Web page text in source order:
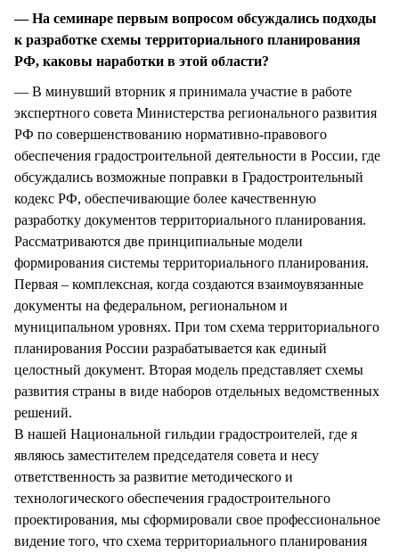
— На семинаре первым вопросом обсуждались подходы
к разработке схемы территориального планирования
РФ, каковы наработки в этой области?
— В минувший вторник я принимала участие в работе
экспертного совета Министерства регионального развития
РФ по совершенствованию нормативно-правового
обеспечения градостроительной деятельности в России, где
обсуждались возможные поправки в Градостроительный
кодекс РФ, обеспечивающие более качественную
разработку документов территориального планирования.
Рассматриваются две принципиальные модели
формирования системы территориального планирования.
Первая – комплексная, когда создаются взаимоувязанные
документы на федеральном, региональном и
муниципальном уровнях. При том схема территориального
планирования России разрабатывается как единый
целостный документ. Вторая модель представляет схемы
развития страны в виде наборов отдельных ведомственных
решений.
В нашей Национальной гильдии градостроителей, где я
являюсь заместителем председателя совета и несу
ответственность за развитие методического и
технологического обеспечения градостроительного
проектирования, мы сформировали свое профессиональное
видение того, что схема территориального планирования